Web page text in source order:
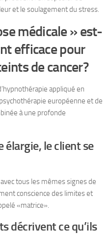
et le soulagement du stress.
médicale » est-
efficace pour
de cancer?
appliqué en
européenne et de
à une profonde
élargie, le client se
tous les mêmes signes de
conscience des limites et
«matrice».
décrivent ce qu’ils